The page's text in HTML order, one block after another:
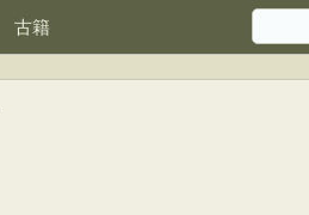
古籍